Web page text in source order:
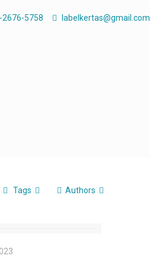
2676-5758 labelkertas@gmail.com
Tags Authors